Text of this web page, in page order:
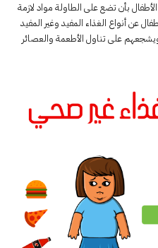
بأن تضع على الطاولة مواد لازمة
عن أنواع الغذاء المفيد وغير المفيد
على تناول الأطعمة والعصائر